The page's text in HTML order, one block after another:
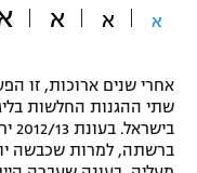
"מחצית בשכונה"
משתתפים וזוכים
תקנון משתתפים
ספורט מוטורי
כדורמים
א א א
אחרי שנים ארוכות, זו
שתי ההגנות החלשות
ברשתה, למרות שכבשה